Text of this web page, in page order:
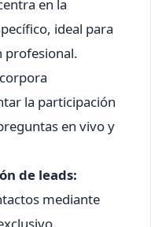
en la
ideal para
profesional.
la participación
en vivo y
de leads:
mediante